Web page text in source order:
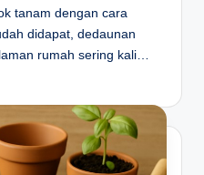
tanam dengan cara
didapat, dedaunan
rumah sering kali…